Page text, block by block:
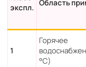
экспл. Область
1
Горячее
°С)